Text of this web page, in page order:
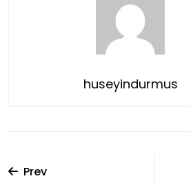
huseyindurmus
Prev